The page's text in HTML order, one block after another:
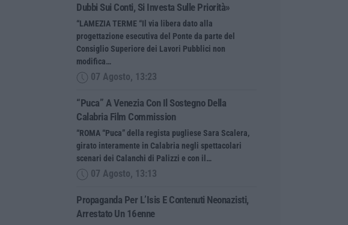
Dubbi Sui Conti, Si Investa Sulle Priorità»
“LAMEZIA TERME “Il via libera dato alla
progettazione esecutiva del Ponte da parte del
Consiglio Superiore dei Lavori Pubblici non
modifica…
07 Agosto, 13:23
“Puca” A Venezia Con Il Sostegno Della
Calabria Film Commission
“ROMA “Puca” della regista pugliese Sara Scalera,
girato interamente in Calabria negli spettacolari
scenari dei Calanchi di Palizzi e con il…
07 Agosto, 13:13
Propaganda Per L’Isis E Contenuti Neonazisti,
Arrestato Un 16enne